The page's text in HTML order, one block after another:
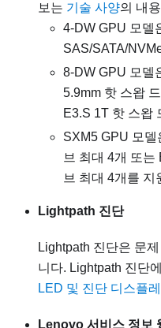
보는 기술 사양의 내
4-DW GPU 모델
SAS/SATA/
8-DW GPU 모델
5.9mm 핫 스왑
E3.S 1T 핫 스왑
SXM5 GPU 모델
브 최대 4개 또는
브 최대 4개를 지
Lightpath 진단
Lightpath 진단은 문
니다. Lightpath 진단
LED 및 진단 디스플레
Lenovo 서비스 정보